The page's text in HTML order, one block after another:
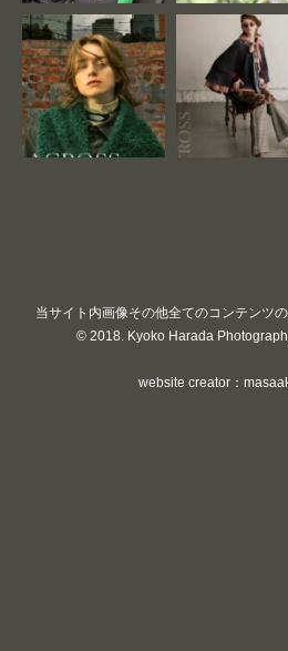
当サイト内画像その他全てのコンテンツ
© 2018. Kyoko Harada
website creator：